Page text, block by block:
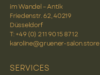
im Wandel – Antik
Friedenstr. 62, 40219
Düsseldorf
T: +49 (0) 2 11 90 15 87 12
karoline@gruener-salon.store
SERVICES